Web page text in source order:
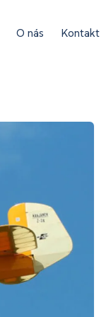
O nás Kontakt